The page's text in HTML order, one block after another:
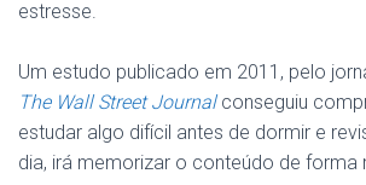
estresse.
Um estudo publicado em 2011, pelo
The Wall Street Journalconseguiu
estudar algo difícil antes de dormir e
dia, irá memorizar o conteúdo de forma